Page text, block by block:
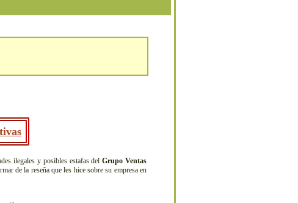
ilegales y posibles estafas delGrupo Ventas
de la reseña que les hice sobre su empresa en